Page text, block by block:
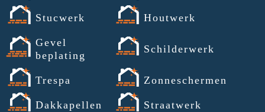
Stucwerk Houtwerk
Gevel
beplating
Schilderwerk
Trespa Zonneschermen
Dakkapellen Straatwerk